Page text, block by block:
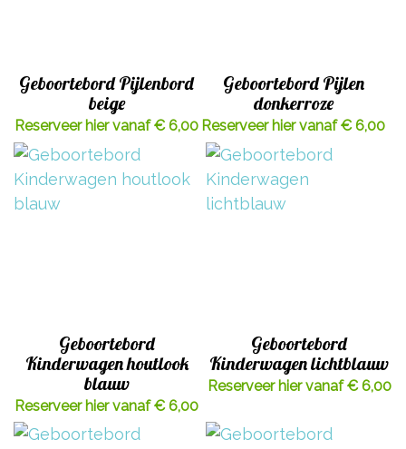
Geboortebord Pijlenbord
beige
Reserveer hier vanaf € 6,00
Geboortebord Pijlen
donkerroze
Reserveer hier vanaf € 6,00
Geboortebord
Kinderwagen houtlook
blauw
Reserveer hier vanaf € 6,00
Geboortebord
Kinderwagen lichtblauw
Reserveer hier vanaf € 6,00